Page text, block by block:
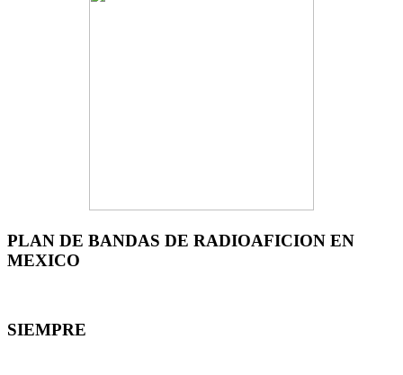
PLAN DE BANDAS DE RADIOAFICION EN
MEXICO
SIEMPRE